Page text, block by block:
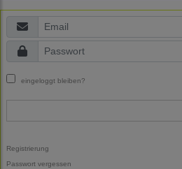
eingeloggt bleiben?
Registrierung
Passwort vergessen